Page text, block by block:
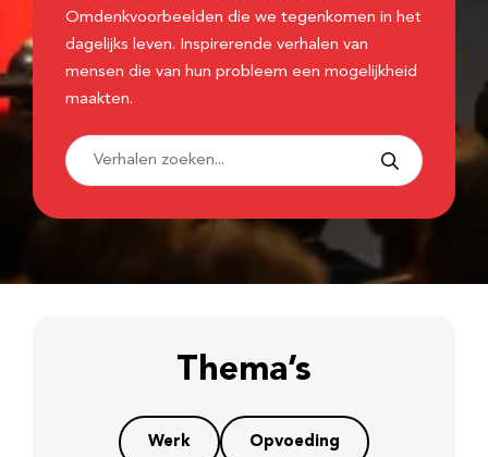
Omdenkvoorbeelden die we tegenkomen in het
dagelijks leven. Inspirerende verhalen van
mensen die van hun probleem een mogelijkheid
maakten.
Thema’s
Werk Opvoeding